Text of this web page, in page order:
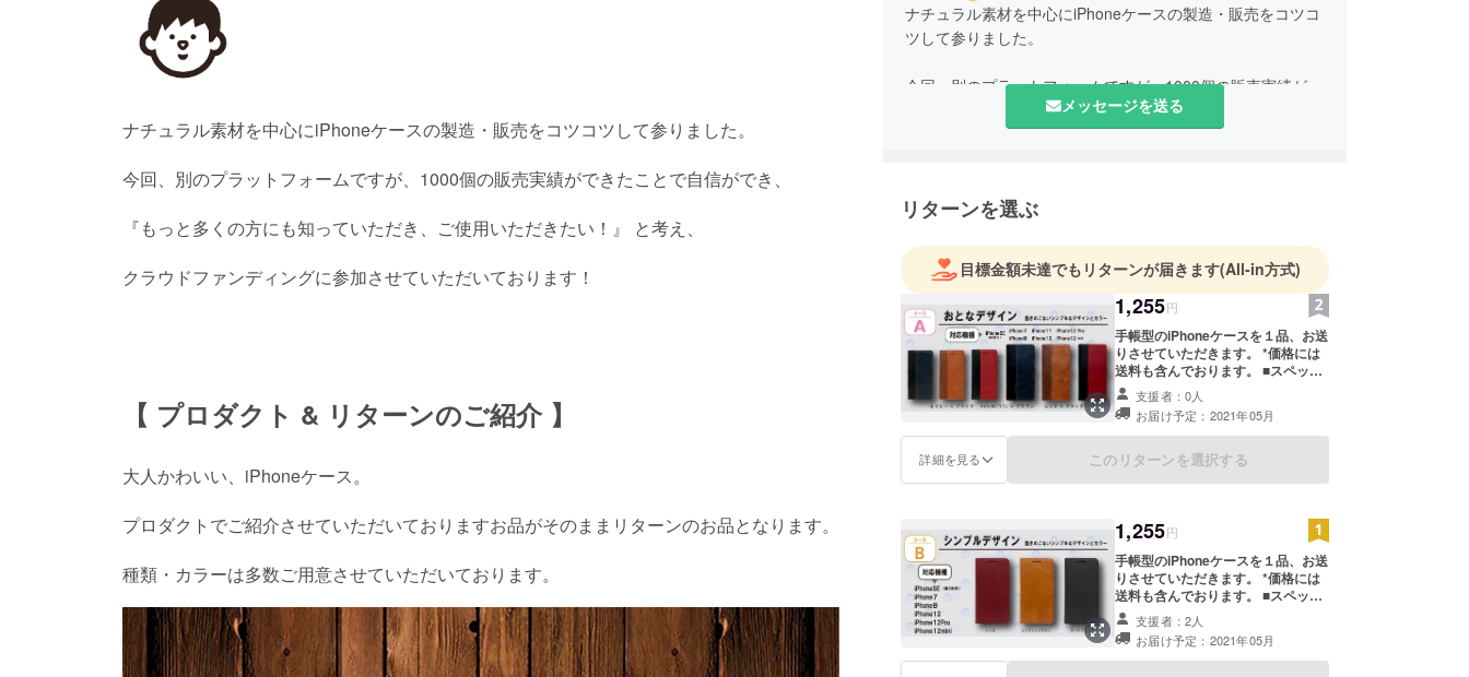
ナチュラル素材を中心にiPhoneケースの製造・販売をコツコツして参りました。
今回、別のプラットフォームですが、1000個の販売実績ができたことで自信ができ、
『もっと多くの方にも知っていただき、ご使用いただきたい！』 と考え、
クラウドファンディングに参加させていただいております！
【 プロダクト & リターンのご紹介 】
大人かわいい、iPhoneケース。
プロダクトでご紹介させていただいておりますお品がそのままリターンのお品となります。
種類・カラーは多数ご用意させていただいております。
ナチュラル素材を中心にiPhoneケースの製造・販売をコツコ
ツして参りました。
今回、別のプラットフォームですが、1000個の販売実績がで
きたことで自信ができ、
『もっと多くの方にも知っていただき、ご使用いただきた
メッセージを送る
リターンを選ぶ
目標金額未達でもリターンが届きます(All-in方式)
1,255円
手帳型のiPhoneケースを１品、お送
りさせていただきます。 *価格には
送料も含んでおります。 ■スペック
情報■ 【デザイン】ツートンカラー
の切り返し ケースサイ
ドにマグネット式 カー
ド収納可能 【カラー】 ① キャラ
メルブラウン×ブラウン
ク） 【サイズ】 画像に記載させて
いただいております。
※平置きのケース外寸法となります
【重さ】 iPhone7/8/SE2用：約
60g iPhone11用：約
73g iPhone12/12Pro
用：約65g
iPhone12mini用：約53g 【素
材】 ＰＵレザー
支援者：0人
お届け予定：2021年05月
詳細を見る このリターンを選択する
1,255円
手帳型のiPhoneケースを１品、お送
りさせていただきます。 *価格には
送料も含んでおります。 ■スペック
情報■ 【デザイン】ケースサイドに
マグネット内蔵 カード
収納可能 【カラー】 ① キャラメ
ルブラウン ② レッド
支援者：2人
お届け予定：2021年05月